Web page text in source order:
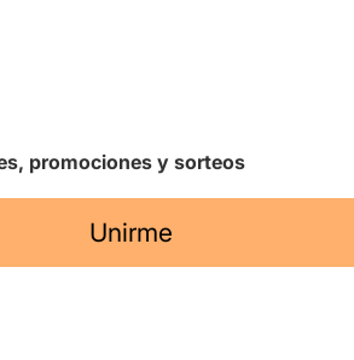
promociones y sorteos
Unirme